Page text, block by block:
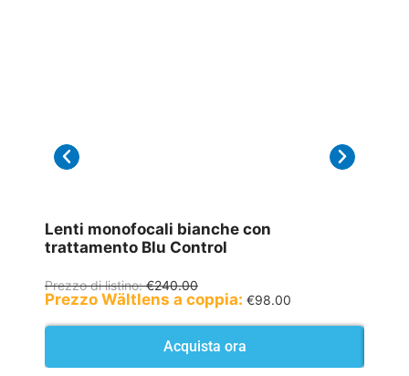
Lenti monofocali bianche con
trattamento Blu Control
Prezzo di listino:€240.00
Prezzo Wältlens a coppia: €98.00
Acquista ora